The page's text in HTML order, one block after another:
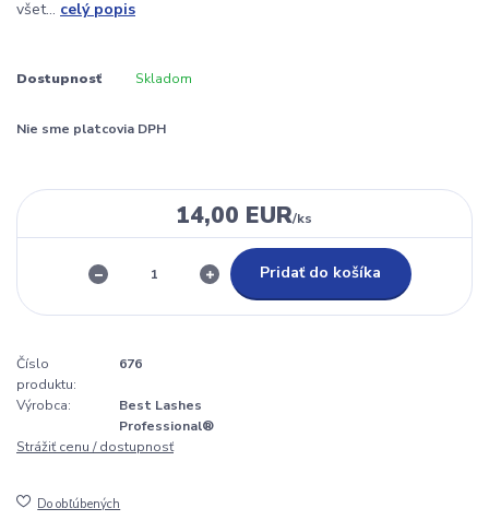
všet... celý popis
Dostupnosť Skladom
Nie sme platcovia DPH
14,00 EUR/ks
Pridať do košíka
Číslo
produktu:
676
Výrobca:
Best Lashes
Professional®
Strážiť cenu / dostupnosť
Do obľúbených